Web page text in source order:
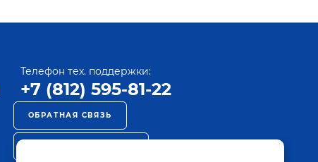
Телефон тех. поддержки:
+7 (812) 595-81-22
ОБРАТНАЯ СВЯЗЬ